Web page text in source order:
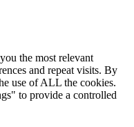
the most relevant
and repeat visits. By
use of ALL the cookies.
to provide a controlled